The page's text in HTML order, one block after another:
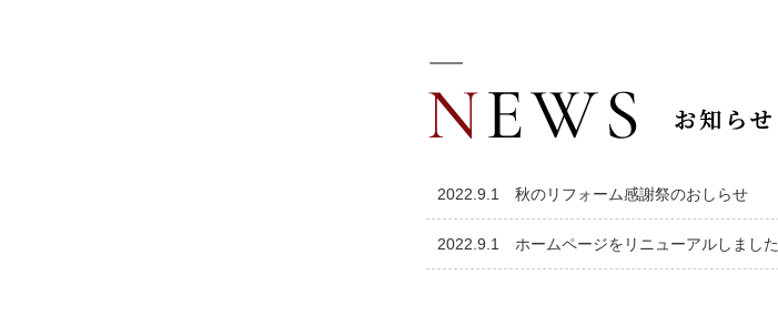
2022.9.1 秋のリフォーム感謝祭のおしらせ
2022.9.1 ホームページをリニューアルしました